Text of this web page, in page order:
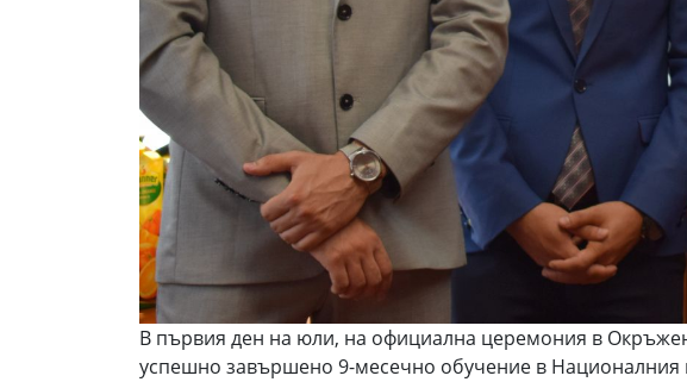
В първия ден на юли, на официална церемония в
успешно завършено 9-месечно обучение в Националния